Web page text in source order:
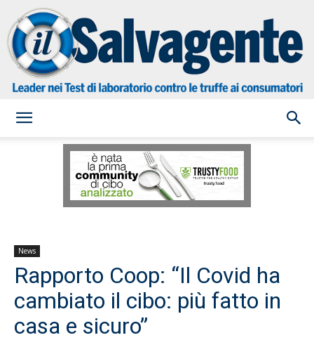
Salvagente
News
Rapporto Coop: “Il Covid ha
cambiato il cibo: più fatto in
casa e sicuro”